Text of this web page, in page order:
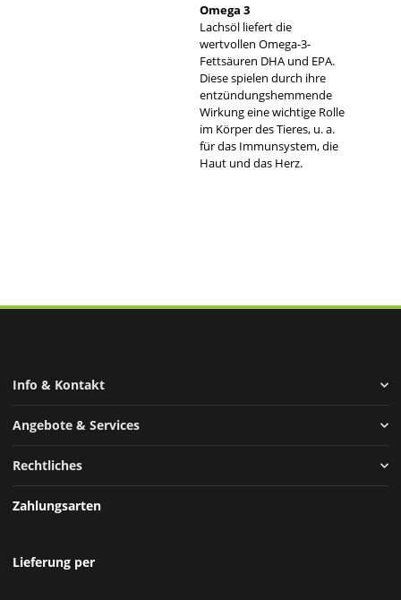
Omega 3
Lachsöl liefert die
wertvollen Omega-3-
Fettsäuren DHA und EPA.
Diese spielen durch ihre
entzündungshemmende
Wirkung eine wichtige Rolle
im Körper des Tieres, u. a.
für das Immunsystem, die
Haut und das Herz.
Info & Kontakt
Angebote & Services
Rechtliches
Zahlungsarten
Lieferung per